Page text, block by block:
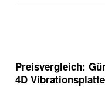
Preisvergleich:
4D